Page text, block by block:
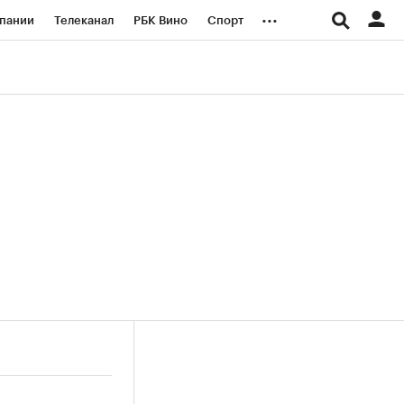
Телеканал РБК Вино Спорт ...